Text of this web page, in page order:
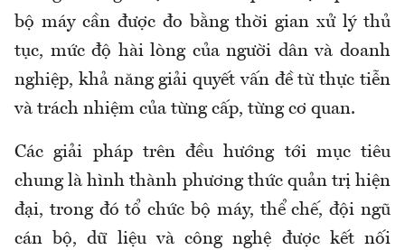
bộ máy cần được đo bằng thời gian xử lý thủ
tục, mức độ hài lòng của người dân và doanh
nghiệp, khả năng giải quyết vấn đề từ thực tiễn
và trách nhiệm của từng cấp, từng cơ quan.
Các giải pháp trên đều hướng tới mục tiêu
chung là hình thành phương thức quản trị hiện
đại, trong đó tổ chức bộ máy, thể chế, đội ngũ
cán bộ, dữ liệu và công nghệ được kết nối